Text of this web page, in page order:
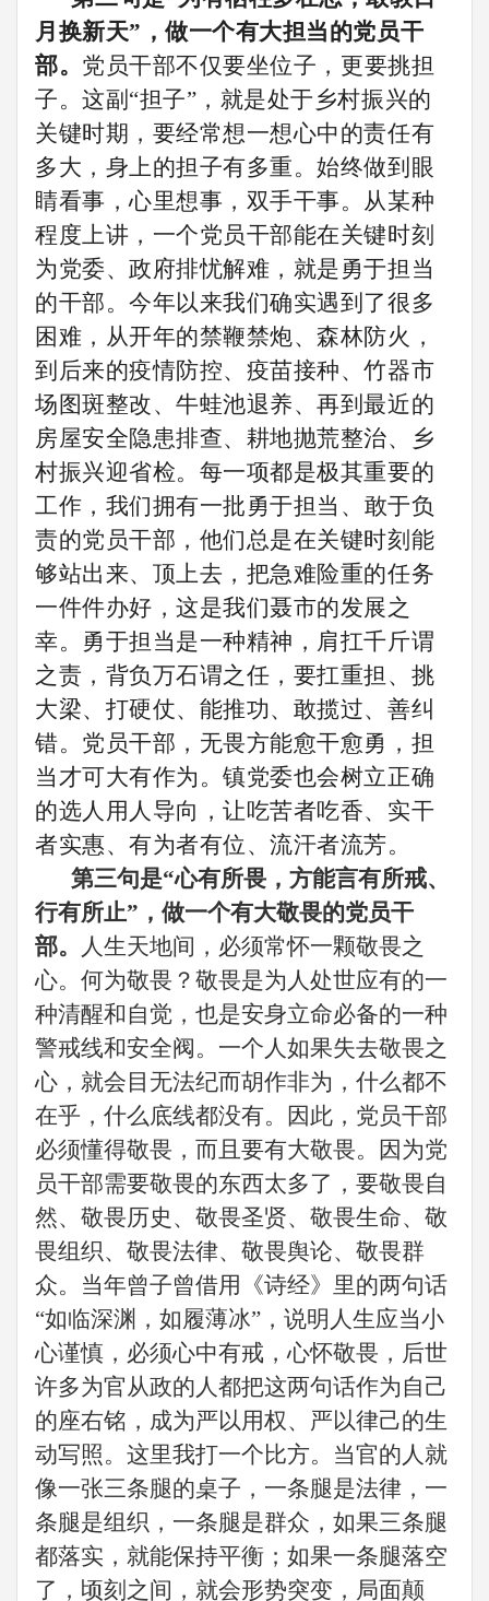
月换新天”，做一个有大担当的党员干
部。 党员干部不仅要坐位子，更要挑担
子。这副 “担子”，就是处于乡村振兴的
关键时期 ， 要经常想一想心中的责任有
多大，身上的担子有多重。始终做到眼
睛看事，心里想事，双手干事。 从某种
程度上讲，一个党员干部能在关键时刻
为党委、政府排忧解难 ，就是勇于担当
的干部。今年以来我们确实遇到了很多
困难，从开年的禁鞭禁炮、森林防火，
到后来的疫情防控、疫苗接种、竹器市
场图斑整改、牛蛙池退养、再到最近的
房屋安全隐患排查、耕地抛荒整治、乡
村振兴迎省检。每一项都是极其重要的
工作，我们拥有一批勇于担当、敢于负
责的党员干部 ， 他们总是在关键时刻能
够站出来、顶上去，把急难险重的任务
一件件办好，这是我们聂市的发展之
幸。 勇于担当是一种精神，肩扛千斤谓
之责，背负万石谓之任，要扛重担、挑
大梁、打硬仗、能推功、敢揽过、善纠
错。党员干部，无畏方能愈干愈勇，担
当才可大有作为。镇党委也会树立正确
的选人用人导向，让吃苦者吃香、实干
者实惠、有为者有位、流汗者流芳。
第三句是“心有所畏，方能言有所戒、
行有所止”，做一个有大敬畏的党员干
部。
人生天地间，必须常怀一颗敬畏之
心。何为敬畏？敬畏是为人处世应有的一
种清醒和自觉，也是安身立命必备的一种
警戒线和安全阀。一个人如果失去敬畏之
心，就会目无法纪而胡作非为，什么都不
在乎，什么底线都没有。因此， 党员干部
必须懂得敬畏，而且要有大敬畏。因为党
员干部需要敬畏的东西太多了，要敬畏自
然、敬畏历史、敬畏圣贤、敬畏生命、敬
畏组织、敬畏法律、敬畏舆论、敬畏群
众。当年曾子曾借用《诗经》里的两句话
“如临深渊，如履薄冰”，说明人生应当小
心谨慎，必须心中有戒，心怀敬畏，后世
许多为官从政的人都把这两句话作为自己
的座右铭，成为严以用权、严以律己的生
动写照。这里我打一个比方。当官的人就
像一张三条腿的桌子，一条腿是法律，一
条腿是组织，一条腿是群众，如果三条腿
都落实，就能保持平衡；如果一条腿落空
了，顷刻之间，就会形势突变，局面颠